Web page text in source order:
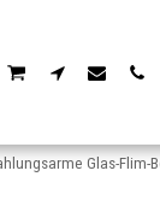
Glas-Flim-